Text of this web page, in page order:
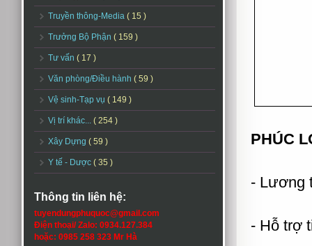
Truyền thông-Media ( 15 )
Trưởng Bộ Phận ( 159 )
Tư vấn ( 17 )
Văn phòng/Điều hành ( 59 )
Vệ sinh-Tạp vụ ( 149 )
Vị trí khác... ( 254 )
Xây Dựng ( 59 )
Y tế - Dược ( 35 )
Thông tin liên hệ:
tuyendungphuquoc@gmail.com
Điện thoại/ Zalo: 0934.127.384
hoặc: 0985 258 323 Mr Hà
PHÚC
- Lương
- Hỗ trợ